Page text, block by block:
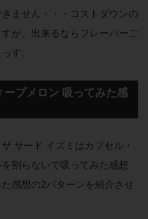
ません・・・コストダウンの
が、出来るならフレーバーご
す。
プメロン 吸ってみた感
サード イズミはカプセル・
割らないで吸ってみた感想
感想の2パターンを紹介させ